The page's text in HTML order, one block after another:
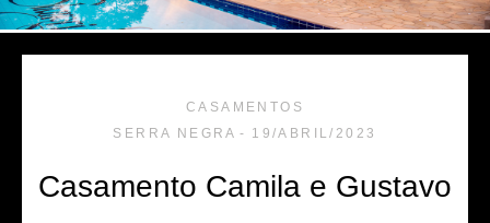
CASAMENTOS
SERRA NEGRA
19/ABRIL/2023
Casamento Camila e Gustavo